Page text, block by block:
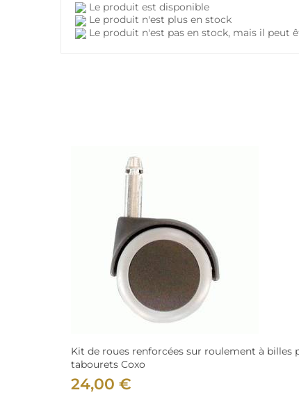
Le produit est disponible
Le produit n'est plus en stock
Le produit n'est pas en stock, mais il peut
Kit de roues renforcées sur roulement à billes
tabourets Coxo
24,00 €